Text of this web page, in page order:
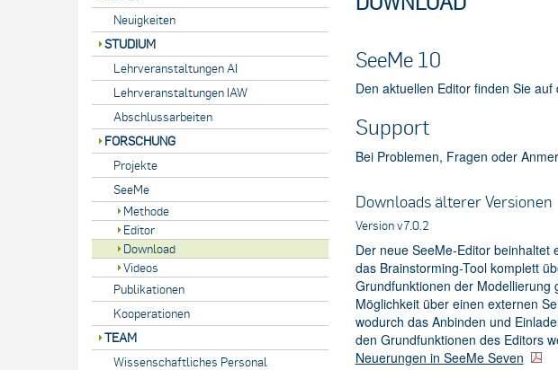
Neuigkeiten
STUDIUM
Lehrveranstaltungen AI
Lehrveranstaltungen IAW
Abschlussarbeiten
FORSCHUNG
Projekte
SeeMe
Methode
Editor
Download
Videos
Publikationen
Kooperationen
TEAM
Wissenschaftliches Personal
SeeMe 10
Den aktuellen Editor finden Sie auf
Support
Bei Problemen, Fragen oder
Downloads älterer Versionen
Version v7.0.2
Der neue SeeMe-Editor beinhaltet
das Brainstorming-Tool komplett
Grundfunktionen der Modellierung
Möglichkeit über einen externen
wodurch das Anbinden und
den Grundfunktionen des Editors
Neuerungen in SeeMe Seven